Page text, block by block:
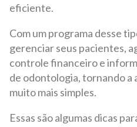
eficiente.
Com um programa desse
gerenciar seus pacientes,
controle financeiro e
de odontologia, tornando a
muito mais simples.
Essas são algumas dicas